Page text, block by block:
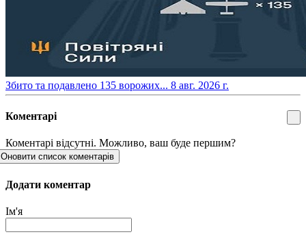
​Збито та подавлено 135 ворожих... 8 авг. 2026 г.
Коментарі
Коментарі відсутні. Можливо, ваш буде першим?
Оновити список коментарів
Додати коментар
Ім'я